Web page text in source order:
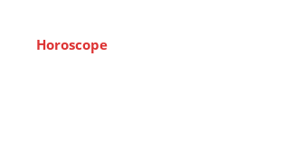
Horoscope